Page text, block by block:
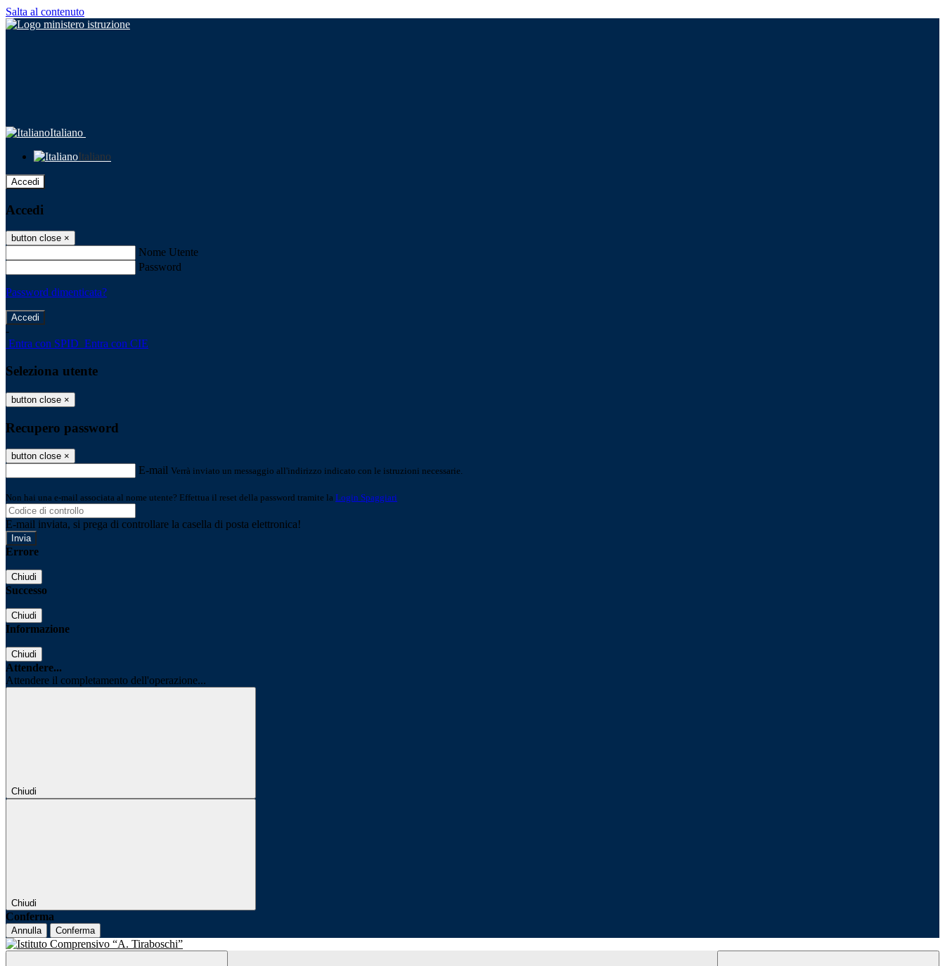
Salta al contenuto
Italiano
Italiano
Accedi
Accedi
button close ×
Nome Utente
Password
Password dimenticata?
-
Entra con SPID Entra con CIE
Seleziona utente
button close ×
Recupero password
button close ×
E-mail Verrà inviato un messaggio all'indirizzo indicato con le istruzioni necessarie.
Non hai una e-mail associata al nome utente? Effettua il reset della password tramite la Login Spaggiari
E-mail inviata, si prega di controllare la casella di posta elettronica!
Errore
Chiudi
Successo
Chiudi
Informazione
Chiudi
Attendere...
Attendere il completamento dell'operazione...
Chiudi
Chiudi
Conferma
Annulla Conferma